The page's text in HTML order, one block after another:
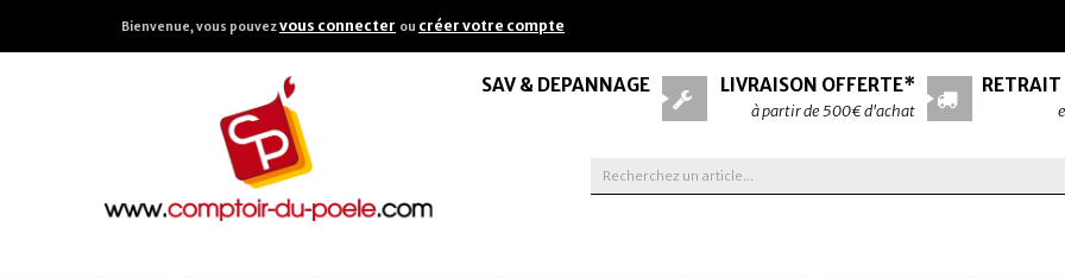
Bienvenue, vous pouvezvous connecter ou créer votre compte
SAV & DÉPANNAGE LIVRAISON OFFERTE*
à partir de 500€ d'achat